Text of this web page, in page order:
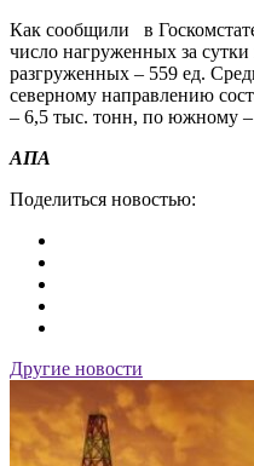
Как сообщили в
число нагруженных за сутки
разгруженных – 559 ед.
северному направлению
– 6,5 тыс. тонн, по южному
АПА
Поделиться новостью:
Другие новости